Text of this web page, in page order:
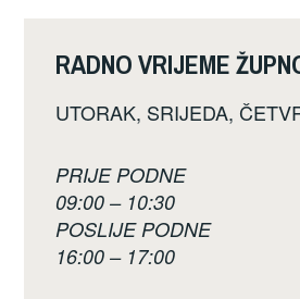
RADNO VRIJEME
UTORAK, SRIJEDA,
PRIJE PODNE
09:00 – 10:30
POSLIJE PODNE
16:00 – 17:00